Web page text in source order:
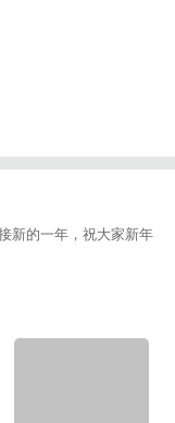
新的一年，祝大家新年